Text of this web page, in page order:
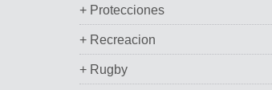
+ Protecciones
+ Recreacion
+ Rugby